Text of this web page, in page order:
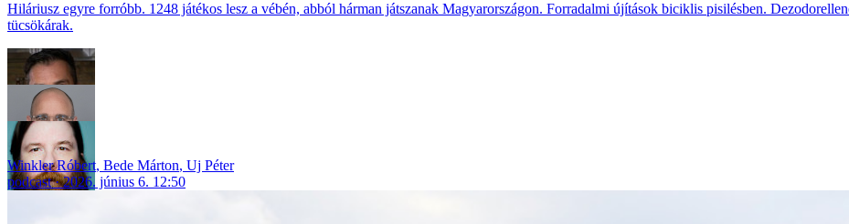
Hiláriusz egyre forróbb. 1248 játékos lesz a vébén, abból hárman játszanak Magyarországon. Forradalmi újítások biciklis pisilésben.
tücsökárak.
Winkler Róbert, Bede Márton, Uj Péter
podcast
2026. június 6. 12:50